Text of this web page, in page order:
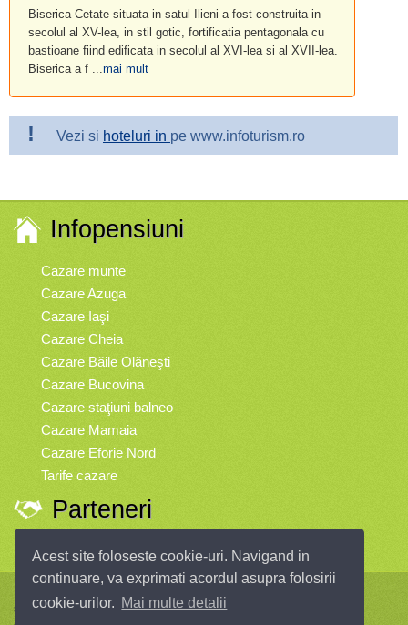
Acest site foloseste cookie-uri. Navigand in
continuare, va exprimati acordul asupra folosirii
cookie-urilor. Mai multe detalii
Biserica-Cetate situata in satul Ilieni a fost construita in
secolul al XV-lea, in stil gotic, fortificatia pentagonala cu
bastioane fiind edificata in secolul al XVI-lea si al XVII-lea.
Biserica a f ...mai mult
! Vezi si hoteluri in pe www.infoturism.ro
Infopensiuni
Cazare munte
Cazare Azuga
Cazare Iaşi
Cazare Cheia
Cazare Băile Olăneşti
Cazare Bucovina
Cazare staţiuni balneo
Cazare Mamaia
Cazare Eforie Nord
Tarife cazare
Parteneri
speciale, rezervări online.